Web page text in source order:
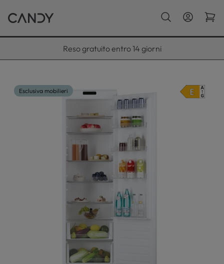
Paga con Klarna fino a 12 rate
Esclusiva mobilieri